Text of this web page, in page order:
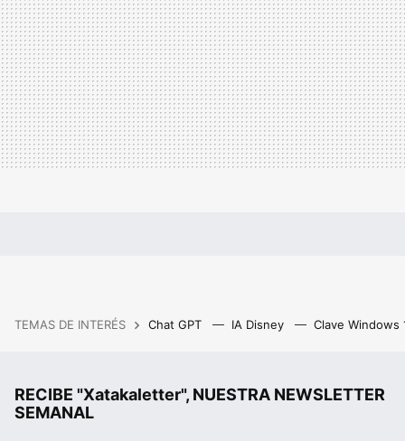
TEMAS DE INTERÉS Chat GPT IA Disney Clave Windows
RECIBE "Xatakaletter", NUESTRA NEWSLETTER
SEMANAL